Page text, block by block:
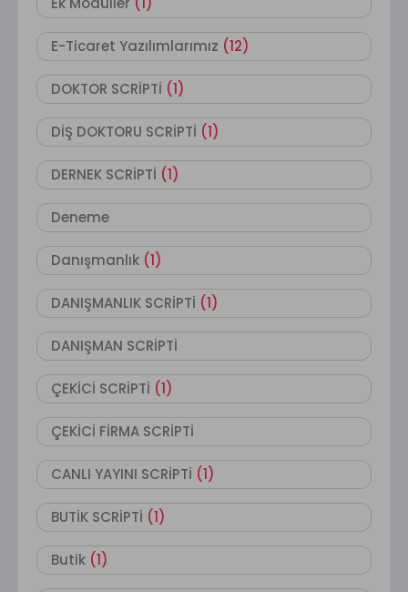
E-Ticaret Yazılımlarımız (12)
DOKTOR SCRİPTİ (1)
DİŞ DOKTORU SCRİPTİ (1)
DERNEK SCRİPTİ (1)
Deneme
Danışmanlık (1)
DANIŞMANLIK SCRİPTİ (1)
DANIŞMAN SCRİPTİ
ÇEKİCİ SCRİPTİ (1)
ÇEKİCİ FİRMA SCRİPTİ
CANLI YAYINI SCRİPTİ (1)
BUTİK SCRİPTİ (1)
Butik (1)